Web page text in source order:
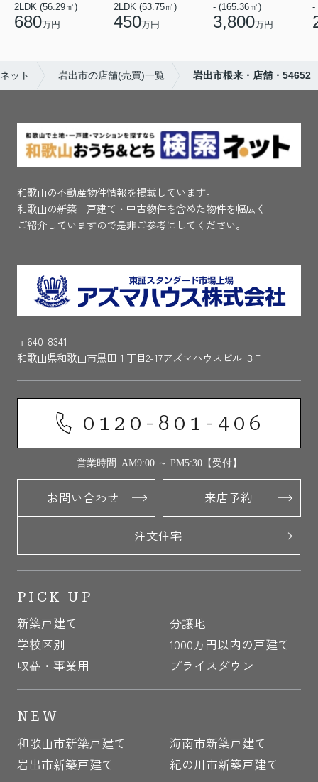
2LDK (56.29㎡)
680万円
2LDK (53.75㎡)
450万円
- (165.36㎡)
3,800万円
-
ット 岩出市の店舗(売買)一覧 岩出市根来・店舗・54652
和歌山の不動産物件情報を掲載しています。
和歌山の新築一戸建て・中古物件を含めた物件を幅広く
ご紹介していますので是非ご参考にしてください。
〒640-8341
和歌山県和歌山市黒田１丁目2-17アズマハウスビル ３F
0120-801-406
営業時間 AM9:00 ～ PM5:30【受付】
お問い合わせ 来店予約
注文住宅
PICK UP
新築戸建て
分譲地
学校区別
1000万円以内の戸建て
収益・事業用
プライスダウン
NEW
和歌山市新築戸建て
海南市新築戸建て
岩出市新築戸建て
紀の川市新築戸建て